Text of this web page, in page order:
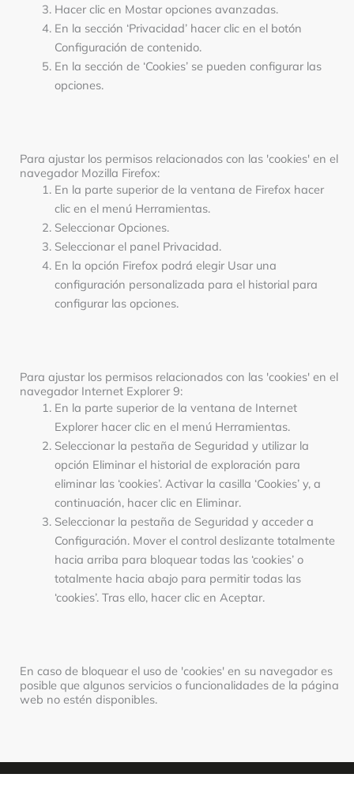
Hacer clic en Mostar opciones avanzadas.
En la sección ‘Privacidad’ hacer clic en el botón
Configuración de contenido.
En la sección de ‘Cookies’ se pueden configurar las
opciones.
Para ajustar los permisos relacionados con las 'cookies' en el
navegador Mozilla Firefox:
En la parte superior de la ventana de Firefox hacer
clic en el menú Herramientas.
Seleccionar Opciones.
Seleccionar el panel Privacidad.
En la opción Firefox podrá elegir Usar una
configuración personalizada para el historial para
configurar las opciones.
Para ajustar los permisos relacionados con las 'cookies' en el
navegador Internet Explorer 9:
En la parte superior de la ventana de Internet
Explorer hacer clic en el menú Herramientas.
Seleccionar la pestaña de Seguridad y utilizar la
opción Eliminar el historial de exploración para
eliminar las ‘cookies’. Activar la casilla ‘Cookies’ y, a
continuación, hacer clic en Eliminar.
Seleccionar la pestaña de Seguridad y acceder a
Configuración. Mover el control deslizante totalmente
hacia arriba para bloquear todas las ‘cookies’ o
totalmente hacia abajo para permitir todas las
‘cookies’. Tras ello, hacer clic en Aceptar.
En caso de bloquear el uso de 'cookies' en su navegador es
posible que algunos servicios o funcionalidades de la página
web no estén disponibles.